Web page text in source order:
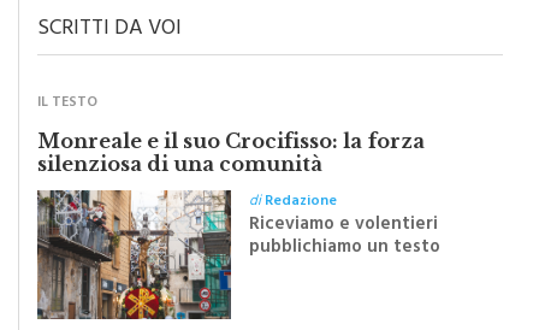
SCRITTI DA VOI
IL TESTO
Monreale e il suo Crocifisso: la forza
silenziosa di una comunità
diRedazione
Riceviamo e volentieri